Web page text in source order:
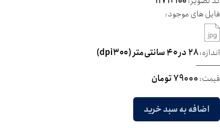
فایل های موجود:
اندازه:۲۸ در ۴۰ سانتی‌متر (dpi۳۰۰)
قیمت:79000 تومان
اضافه به سبد خرید